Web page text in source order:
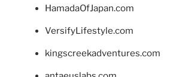
HamadaOfJapan.com
VersifyLifestyle.com
kingscreekadventures.com